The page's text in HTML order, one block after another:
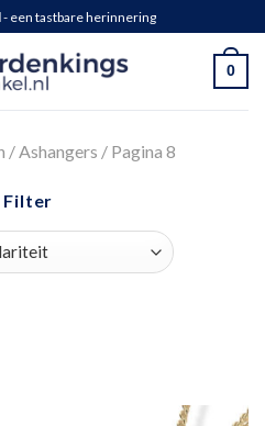
- een tastbare herinnering
0
/Ashangers / Pagina 8
Filter